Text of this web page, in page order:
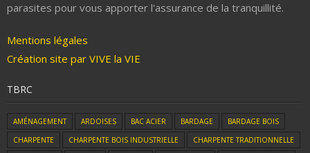
parasites pour vous apporter l'assurance de la tranquillité.
Mentions légales
Création site par VIVE la VIE
TBRC
AMÉNAGEMENT ARDOISES BAC ACIER BARDAGE
BARDAGE BOIS
CHARPENTE
CHARPENTE BOIS INDUSTRIELLE
CHARPENTE TRADITIONNELLE